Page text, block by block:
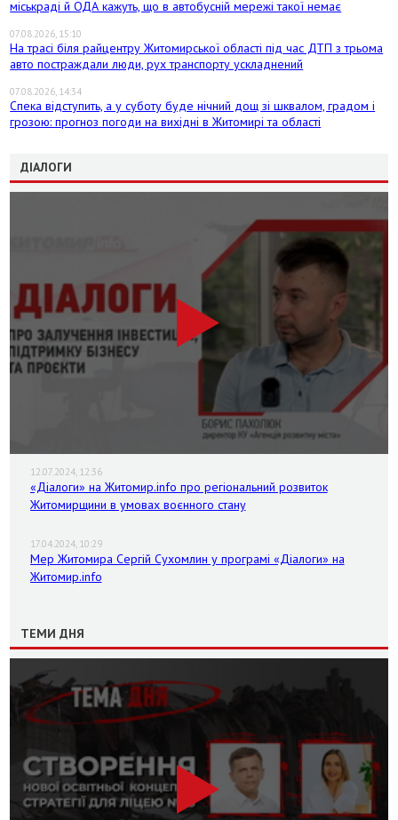
міськраді й ОДА кажуть, що в автобусній мережі такої немає
07.08.2026, 15:10
На трасі біля райцентру Житомирської області під час ДТП з трьома
авто постраждали люди, рух транспорту ускладнений
07.08.2026, 14:34
Спека відступить, а у суботу буде нічний дощ зі шквалом, градом і
грозою: прогноз погоди на вихідні в Житомирі та області
ДІАЛОГИ
12.07.2024, 12:36
«Діалоги» на Житомир.info про регіональний розвиток
Житомирщини в умовах воєнного стану
17.04.2024, 10:29
Мер Житомира Сергій Сухомлин у програмі «Діалоги» на
Житомир.info
ТЕМИ ДНЯ